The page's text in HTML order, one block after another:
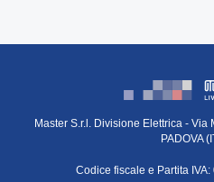
Master S.r.l. Divisione Elettrica -
PADOVA
Codice fiscale e Partita IVA: